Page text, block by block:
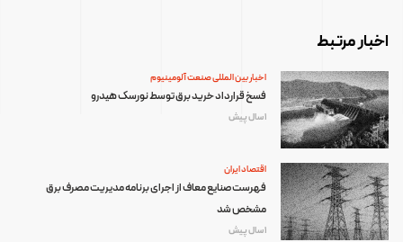
اخبار مرتبط
اخبار بین المللی صنعت آلومینیوم
فسخ قرارداد خرید برق توسط نورسک هیدرو
1 سال پیش
اقتصاد ایران
فهرست صنایع معاف از اجرای برنامه مدیریت مصرف برق
مشخص شد
1 سال پیش